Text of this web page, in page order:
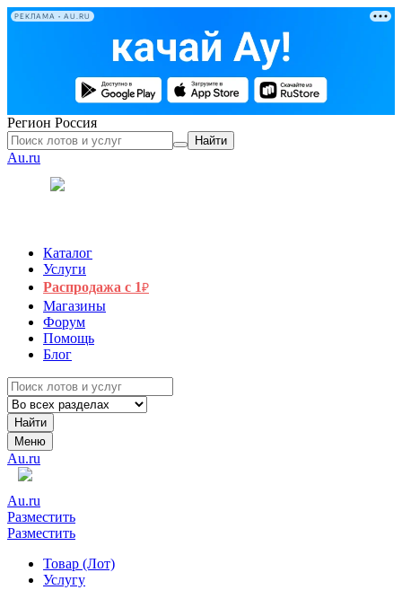
РЕКЛАМА • AU.RU
Регион Россия
Найти
Au.ru
Каталог
Услуги
Распродажа с 1₽
Магазины
Форум
Помощь
Блог
Найти
Меню
Au.ru
Au.ru
Разместить
Разместить
Товар (Лот)
Услугу